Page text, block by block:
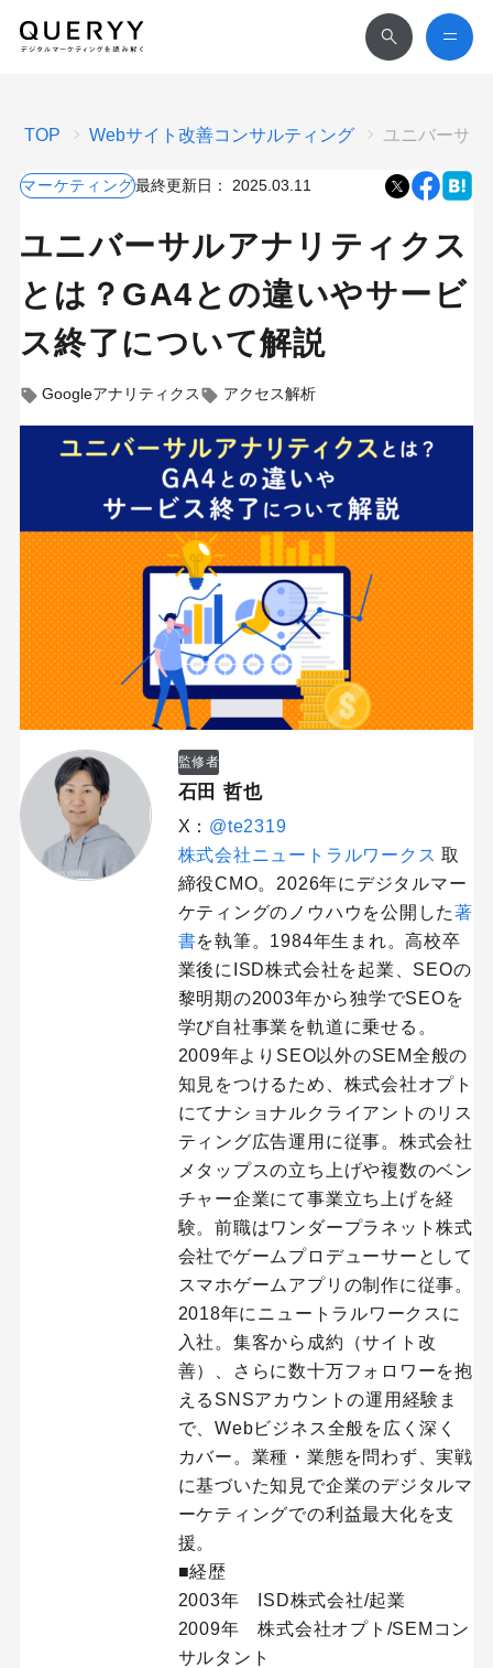
TOP Webサイト改善コンサルティング ユニバーサ
マーケティング最終更新日： 2025.03.11
ユニバーサルアナリティクス
とは？GA4との違いやサービ
ス終了について解説
Googleアナリティクス アクセス解析
監修者
石田 哲也
X： @te2319
株式会社ニュートラルワークス 取
締役CMO。2026年にデジタルマー
ケティングのノウハウを公開した著
書を執筆。1984年生まれ。高校卒
業後にISD株式会社を起業、SEOの
黎明期の2003年から独学でSEOを
学び自社事業を軌道に乗せる。
2009年よりSEO以外のSEM全般の
知見をつけるため、株式会社オプト
にてナショナルクライアントのリス
ティング広告運用に従事。株式会社
メタップスの立ち上げや複数のベン
チャー企業にて事業立ち上げを経
験。前職はワンダープラネット株式
会社でゲームプロデューサーとして
スマホゲームアプリの制作に従事。
2018年にニュートラルワークスに
入社。集客から成約（サイト改
善）、さらに数十万フォロワーを抱
えるSNSアカウントの運用経験ま
で、Webビジネス全般を広く深く
カバー。業種・業態を問わず、実戦
に基づいた知見で企業のデジタルマ
ーケティングでの利益最大化を支
援。
■経歴
2003年 ISD株式会社/起業
2009年 株式会社オプト/SEMコン
サルタント